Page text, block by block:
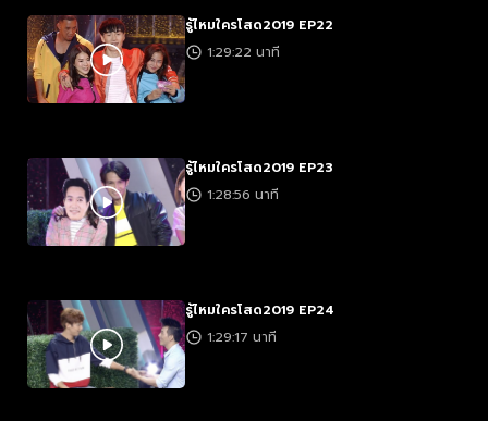
รู้ไหมใครโสด2019 EP22
1:29:22 นาที
รู้ไหมใครโสด2019 EP23
1:28:56 นาที
รู้ไหมใครโสด2019 EP24
1:29:17 นาที